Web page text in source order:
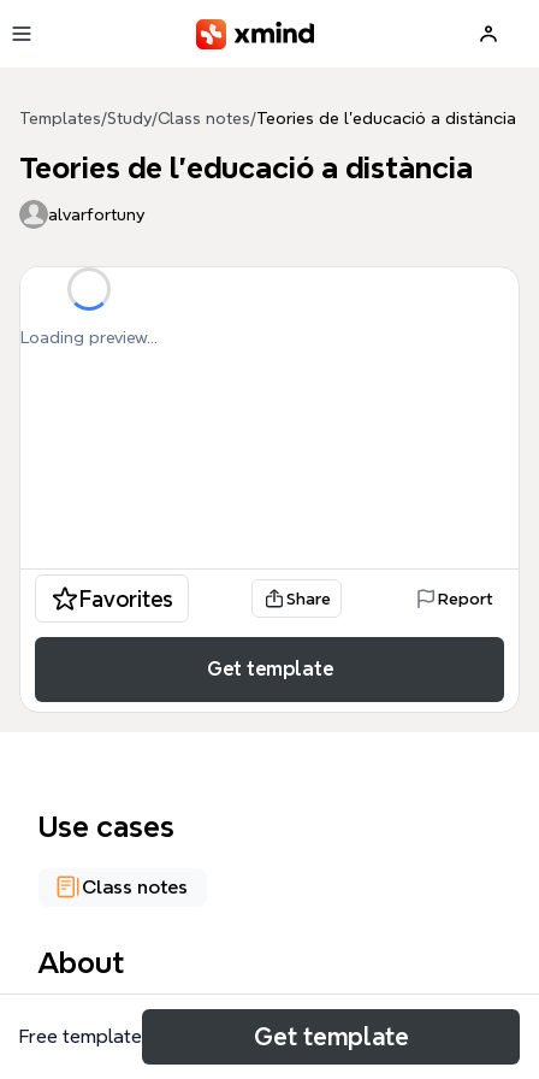
Templates/Study/Class notes/Teories de l'educació a distància
Teories de l'educació a distància
alvarfortuny
Loading preview...
Favorites Share Report
Get template
Use cases
Class notes
About
Aquest mapa mental sobre les Teories de
l'educació a distància recull 68 nodes distribuïts en
Free template Get template